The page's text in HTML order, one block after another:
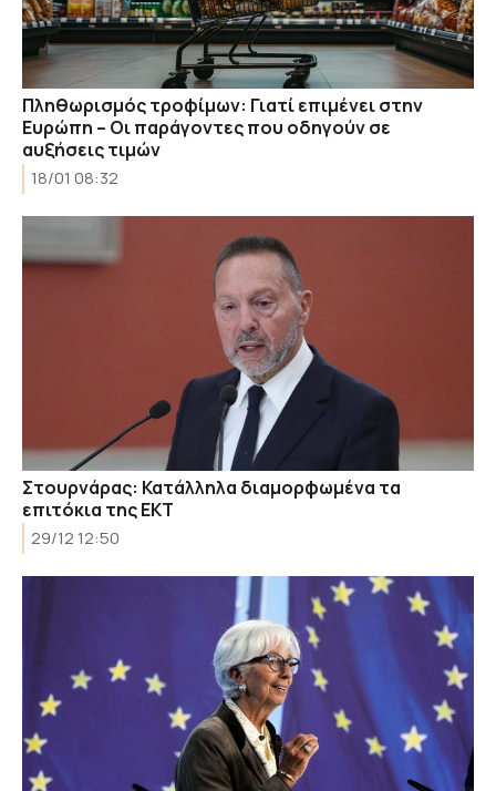
Πληθωρισμός τροφίμων: Γιατί επιμένει στην
Ευρώπη – Οι παράγοντες που οδηγούν σε
αυξήσεις τιμών
18/01 08:32
Στουρνάρας: Κατάλληλα διαμορφωμένα τα
επιτόκια της ΕΚΤ
29/12 12:50